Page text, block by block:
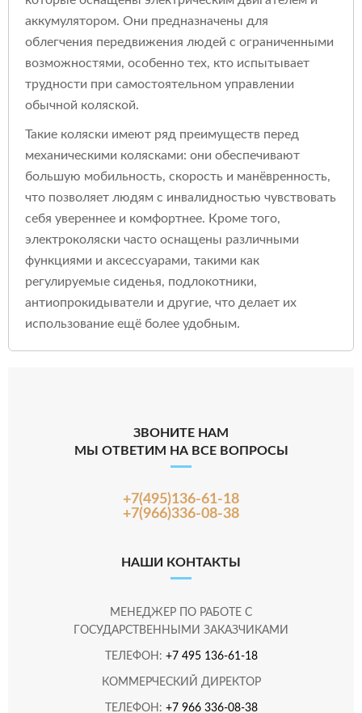
аккумулятором. Они предназначены для
облегчения передвижения людей с ограниченными
возможностями, особенно тех, кто испытывает
трудности при самостоятельном управлении
обычной коляской.
Такие коляски имеют ряд преимуществ перед
механическими колясками: они обеспечивают
большую мобильность, скорость и манёвренность,
что позволяет людям с инвалидностью чувствовать
себя увереннее и комфортнее. Кроме того,
электроколяски часто оснащены различными
функциями и аксессуарами, такими как
регулируемые сиденья, подлокотники,
антиопрокидыватели и другие, что делает их
использование ещё более удобным.
ЗВОНИТЕ НАМ
МЫ ОТВЕТИМ НА ВСЕ ВОПРОСЫ
+7(495)136-61-18
+7(966)336-08-38
НАШИ КОНТАКТЫ
МЕНЕДЖЕР ПО РАБОТЕ С
ГОСУДАРСТВЕННЫМИ ЗАКАЗЧИКАМИ
ТЕЛЕФОН: +7 495 136-61-18
КОММЕРЧЕСКИЙ ДИРЕКТОР
ТЕЛЕФОН: +7 966 336-08-38